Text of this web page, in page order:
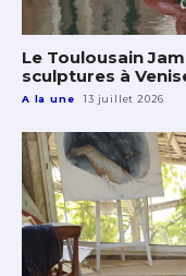
Le Toulousain
sculptures à
A la une 13 juillet 2026